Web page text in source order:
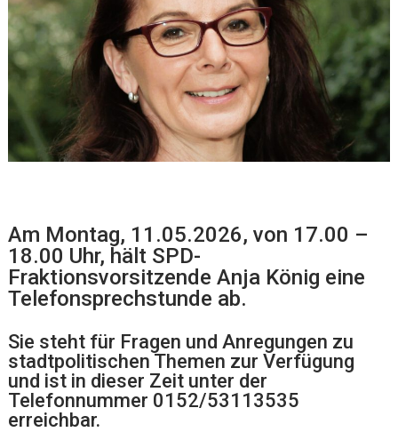
Am Montag, 11.05.2026, von 17.00 –
18.00 Uhr, hält SPD-
Fraktionsvorsitzende Anja König eine
Telefonsprechstunde ab.
Sie steht für Fragen und Anregungen zu
stadtpolitischen Themen zur Verfügung
und ist in dieser Zeit unter der
Telefonnummer 0152/53113535
erreichbar.